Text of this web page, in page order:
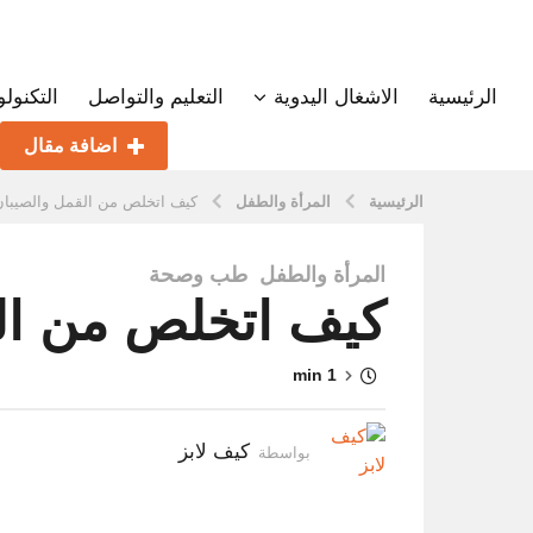
الرئيسية الاشغال اليدوية التعليم والتواصل
اضافة مقال
الرئيسية المرأة والطفل كيف اتخلص من القمل
9
س
ن
ت
م
ن
المرأة والطفل طب وصحة
كيف اتخلص من
بواسطة كيف لابز